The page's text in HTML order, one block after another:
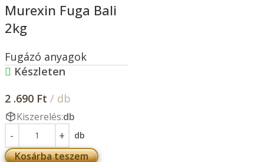
Murexin Fuga Bali
2kg
Fugázó anyagok
Készleten
2 .690 Ft / db
Kiszerelés:db
db
Kosárba teszem